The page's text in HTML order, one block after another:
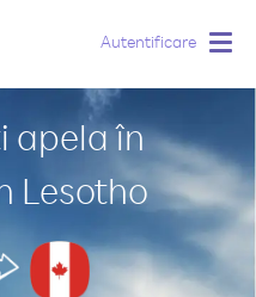
Autentificare
apela în
Lesotho